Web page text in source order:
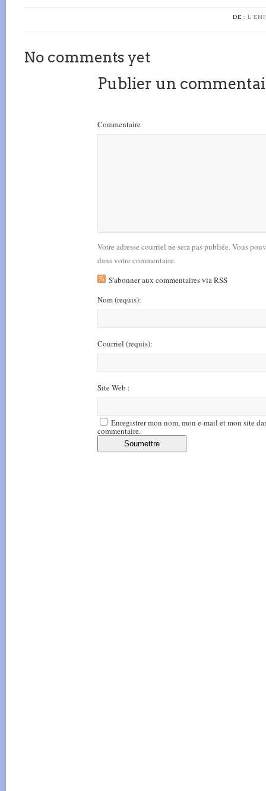
DE :
No comments yet
Publier un
Commentaire
Votre adresse courriel ne sera pas publiée. Vous
dans votre commentaire.
S'abonner aux commentaires via RSS
Nom(requis):
Courriel (requis):
Site Web :
Enregistrer mon nom, mon e-mail et mon site
commentaire.